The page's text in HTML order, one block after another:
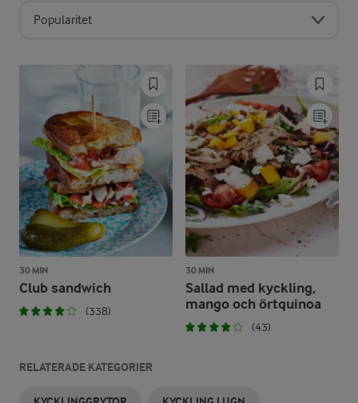
Popularitet
30 MIN
Club sandwich
(338)
30 MIN
Sallad med kyckling,
mango och örtquinoa
(43)
RELATERADE KATEGORIER